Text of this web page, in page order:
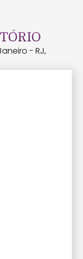
- RJ,